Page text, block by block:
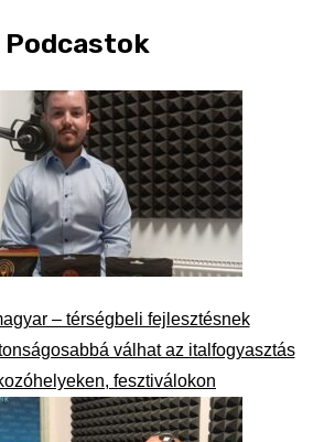
Podcastok
– térségbeli fejlesztésnek
válhat az italfogyasztás
fesztiválokon